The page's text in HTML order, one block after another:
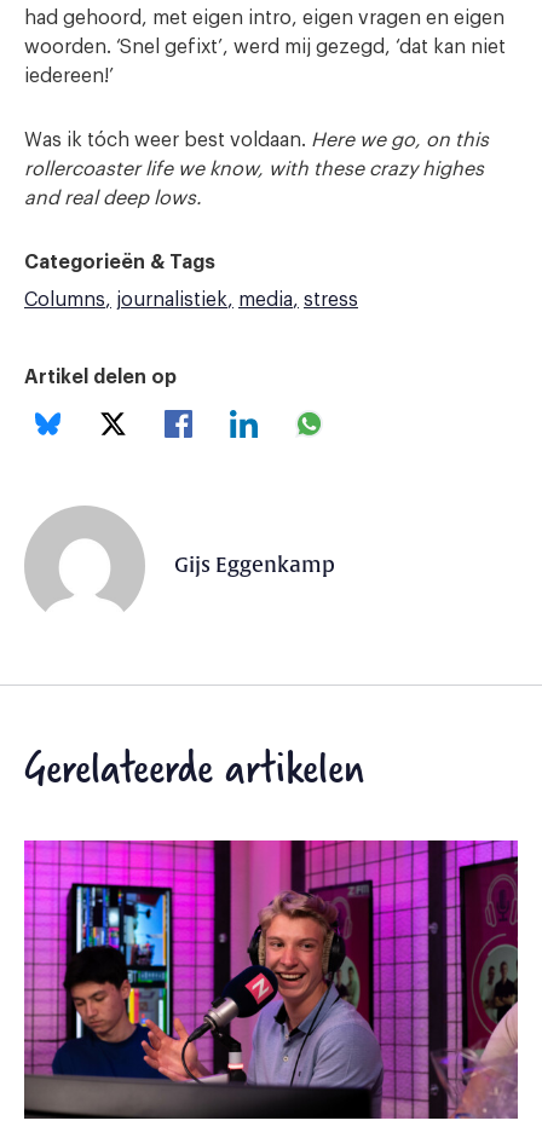
had gehoord, met eigen intro, eigen vragen en eigen
woorden. ‘Snel gefixt’, werd mij gezegd, ‘dat kan niet
iedereen!’
Was ik tóch weer best voldaan. Here we go, on this
rollercoaster life we know, with these crazy highes
and real deep lows.
Categorieën & Tags
Columns
journalistiek media stress
Artikel delen op
Gijs Eggenkamp
Gerelateerde artikelen